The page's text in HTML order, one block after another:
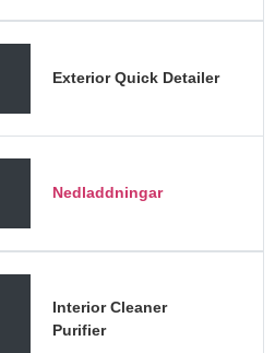
Exterior Quick Detailer
Nedladdningar
Interior Cleaner
Purifier